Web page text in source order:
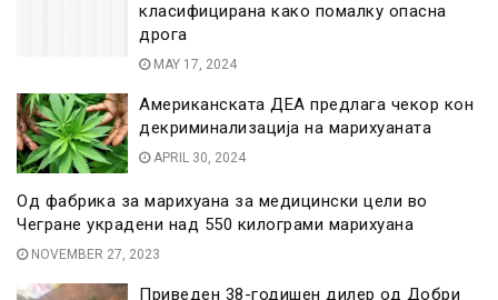
класифицирана како помалку опасна
дрога
MAY 17, 2024
Американската ДЕА предлага чекор кон
декриминализација на марихуаната
APRIL 30, 2024
Од фабрика за марихуана за медицински цели во
Чегране украдени над 550 килограми марихуана
NOVEMBER 27, 2023
Приведен 38-годишен дилер од Добри